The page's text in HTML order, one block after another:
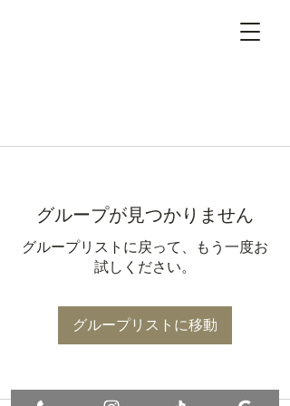
グループが見つかりません
グループリストに戻って、もう一度お
試しください。
グループリストに移動